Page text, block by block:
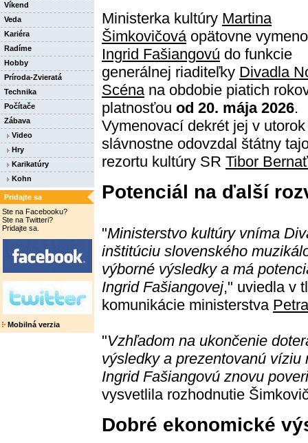
Víkend
Veda
Kariéra
Radíme
Hobby
Príroda-Zvieratá
Technika
Počítače
Zábava
Video
Hry
Karikatúry
Kohn
Pridajte sa
Ste na Facebooku?
Ste na Twitteri?
Pridajte sa.
Mobilná verzia
Ministerka kultúry Martina
Šimkovičováopätovne
Ingrid Fašiangovú do funkcie
generálnej riaditeľky Divadla
Scénana obdobie piatich
platnosťou od 20. mája 2026.
Vymenovací dekrét jej v utorok
slávnostne odovzdal štátny
rezortu kultúry SR Tibor
Potenciál na ďalší
"Ministerstvo kultúry vníma
inštitúciu slovenského
výborné výsledky a má
Ingrid Fašiangovej," uviedla v
komunikácie ministerstva
"Vzhľadom na ukončenie
výsledky a prezentovanú
Ingrid Fašiangovú znovu
vysvetlila rozhodnutie
Dobré ekonomické